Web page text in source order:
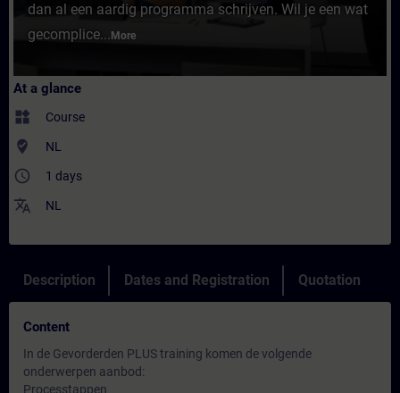
dan al een aardig programma schrijven. Wil je een wat
gecomplice... More
At a glance
widgets Course
where_to_vote NL
access_time 1 days
translate NL
Description Dates and Registration Quotation
Content
In de Gevorderden PLUS training komen de volgende
onderwerpen aanbod:
Processtappen